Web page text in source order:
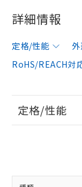
詳細情報
定格/性能
RoHS/REACH対
定格/性能